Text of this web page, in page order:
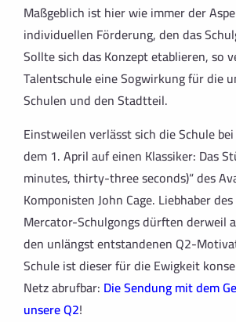
Maßgeblich ist hier wie immer der
individuellen Förderung, den das
Sollte sich das Konzept etablieren, so
Talentschule eine Sogwirkung für die
Schulen und den Stadtteil.
Einstweilen verlässt sich die Schule
dem 1. April auf einen Klassiker: Das
minutes, thirty-three seconds)“ des
Komponisten John Cage. Liebhaber
Mercator-Schulgongs dürften derweil
den unlängst entstandenen Q2-
Schule ist dieser für die Ewigkeit
Netz abrufbar: Die Sendung mit dem
unsere Q2!